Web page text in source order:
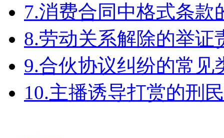
7.消费合同中格式条款
8.劳动关系解除的举证
9.合伙协议纠纷的常见
10.主播诱导打赏的刑